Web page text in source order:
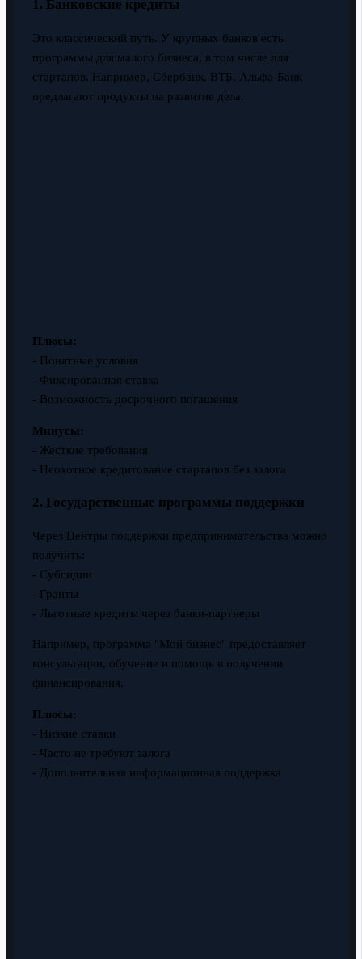
1. Банковские кредиты
Это классический путь. У крупных банков есть
программы для малого бизнеса, в том числе для
стартапов. Например, Сбербанк, ВТБ, Альфа-Банк
предлагают продукты на развитие дела.
Плюсы:
- Понятные условия
- Фиксированная ставка
- Возможность досрочного погашения
Минусы:
- Жесткие требования
- Неохотное кредитование стартапов без залога
2. Государственные программы поддержки
Через Центры поддержки предпринимательства можно
получить:
- Субсидии
- Гранты
- Льготные кредиты через банки-партнеры
Например, программа "Мой бизнес" предоставляет
консультации, обучение и помощь в получении
финансирования.
Плюсы:
- Низкие ставки
- Часто не требуют залога
- Дополнительная информационная поддержка